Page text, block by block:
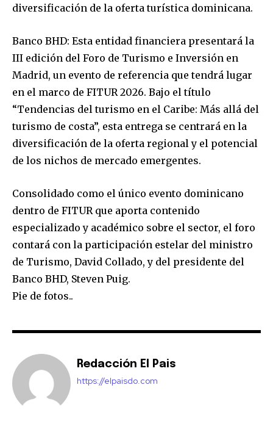
diversificación de la oferta turística dominicana.
Banco BHD: Esta entidad financiera presentará la
III edición del Foro de Turismo e Inversión en
Madrid, un evento de referencia que tendrá lugar
en el marco de FITUR 2026. Bajo el título
“Tendencias del turismo en el Caribe: Más allá del
turismo de costa”, esta entrega se centrará en la
diversificación de la oferta regional y el potencial
de los nichos de mercado emergentes.
Consolidado como el único evento dominicano
dentro de FITUR que aporta contenido
especializado y académico sobre el sector, el foro
contará con la participación estelar del ministro
de Turismo, David Collado, y del presidente del
Banco BHD, Steven Puig.
Pie de fotos..
Redacción El Pais
https://elpaisdo.com